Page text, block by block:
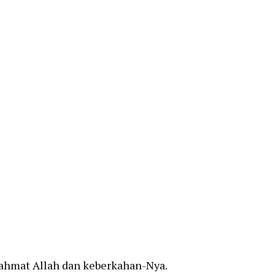
Allah dan keberkahan-Nya.